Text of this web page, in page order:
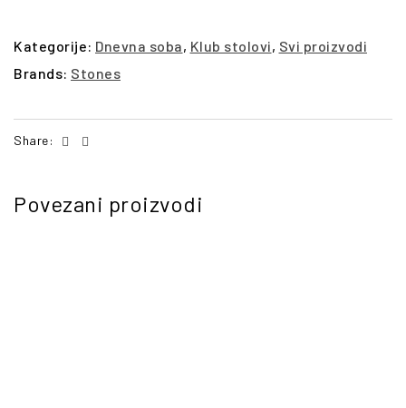
Kategorije: Dnevna soba, Klub stolovi, Svi proizvodi
Brands: Stones
Share: Facebook
Povezani proizvodi